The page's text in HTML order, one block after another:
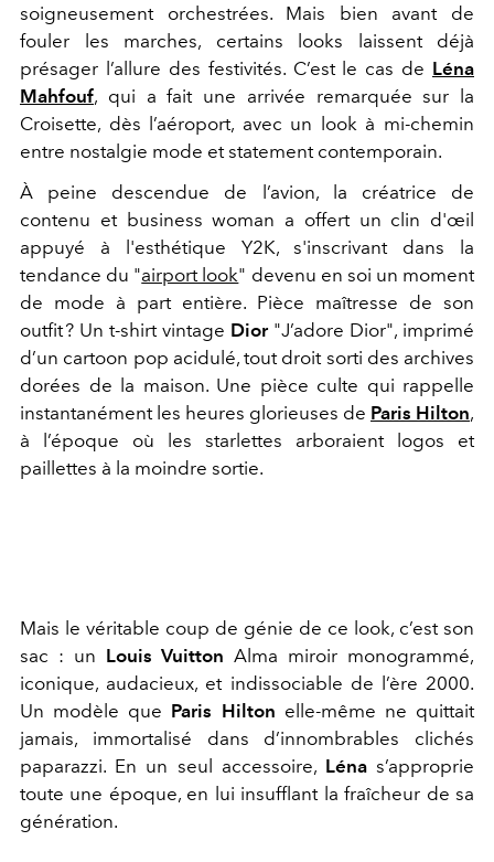
soigneusement orchestrées. Mais bien avant de
fouler les marches, certains looks laissent déjà
présager l’allure des festivités. C’est le cas de Léna
Mahfouf, qui a fait une arrivée remarquée sur la
Croisette, dès l’aéroport, avec un look à mi-chemin
entre nostalgie mode et statement contemporain.
À peine descendue de l’avion, la créatrice de
contenu et business woman a offert un clin d'œil
appuyé à l'esthétique Y2K, s'inscrivant dans la
tendance du "airport look" devenu en soi un moment
de mode à part entière. Pièce maîtresse de son
outfit ? Un t-shirt vintage Dior"J’adore Dior", imprimé
d’un cartoon pop acidulé, tout droit sorti des archives
dorées de la maison. Une pièce culte qui rappelle
instantanément les heures glorieuses de Paris Hilton,
à l’époque où les starlettes arboraient logos et
paillettes à la moindre sortie.
Mais le véritable coup de génie de ce look, c’est son
sac : un Louis Vuitton Alma miroir monogrammé,
iconique, audacieux, et indissociable de l’ère 2000.
Un modèle que Paris Hilton elle-même ne quittait
jamais, immortalisé dans d’innombrables clichés
paparazzi. En un seul accessoire, Lénas’approprie
toute une époque, en lui insufflant la fraîcheur de sa
génération.